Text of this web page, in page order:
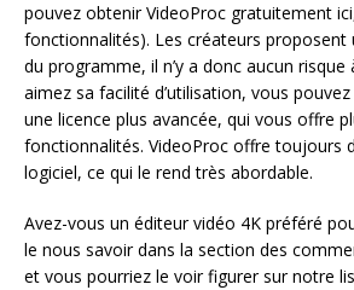
pouvez obtenir VideoProc gratuitement
fonctionnalités). Les créateurs proposent
du programme, il n’y a donc aucun risque
aimez sa facilité d’utilisation, vous
une licence plus avancée, qui vous offre
fonctionnalités. VideoProc offre toujours
logiciel, ce qui le rend très abordable.
Avez-vous un éditeur vidéo 4K préféré
le nous savoir dans la section des
et vous pourriez le voir figurer sur notre